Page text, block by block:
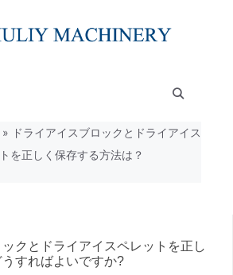
» ドライアイスブロックとドライアイス
を正しく保存する方法は？
ックとドライアイスペレットを正し
すればよいですか?